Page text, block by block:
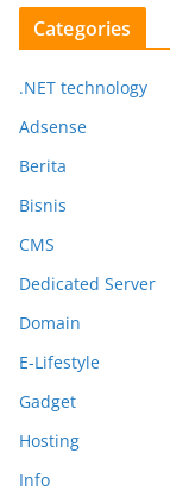
Categories
.NET technology
Adsense
Berita
Bisnis
CMS
Dedicated Server
Domain
E-Lifestyle
Gadget
Hosting
Info